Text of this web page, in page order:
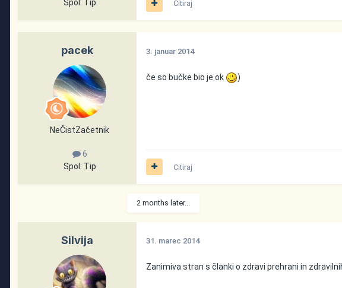
Spol: Tip Citiraj
pacek
NeČistZačetnik
6
Spol: Tip
3. januar 2014
če so bučke bio je ok )
Citiraj
2 months later...
Silvija 31. marec 2014
Zanimiva stran s članki o zdravi prehrani in